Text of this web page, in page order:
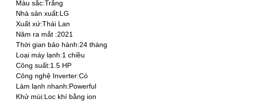
Màu sắc:Trắng
Nhà sản xuất:LG
Xuất xứ:Thái Lan
Năm ra mắt :2021
Thời gian bảo hành:24 tháng
Loại máy lạnh:1 chiều
Công suất:1.5 HP
Công nghệ Inverter:Có
Làm lạnh nhanh:Powerful
Khử mùi:Loc khí bằng ion